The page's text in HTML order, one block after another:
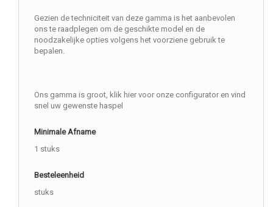
Gezien de techniciteit van deze gamma is het aanbevolen
ons te raadplegen om de geschikte model en de
noodzakelijke opties volgens het voorziene gebruik te
bepalen.
Ons gamma is groot, klik hier voor onze configurator en vind
snel uw gewenste haspel
Minimale Afname
1 stuks
Besteleenheid
stuks